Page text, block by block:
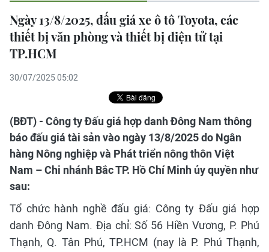
Ngày 13/8/2025, đấu giá xe ô tô Toyota, các
thiết bị văn phòng và thiết bị điện tử tại
TP.HCM
30/07/2025 05:02
(BĐT) - Công ty Đấu giá hợp danh Đông Nam thông
báo đấu giá tài sản vào ngày 13/8/2025 do Ngân
hàng Nông nghiệp và Phát triển nông thôn Việt
Nam – Chi nhánh Bắc TP. Hồ Chí Minh ủy quyền như
sau:
Tổ chức hành nghề đấu giá: Công ty Đấu giá hợp
danh Đông Nam. Địa chỉ: Số 56 Hiền Vương, P. Phú
Thạnh, Q. Tân Phú, TP.HCM (nay là P. Phú Thạnh,